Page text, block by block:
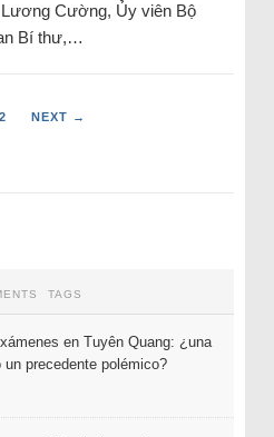
Lương Cường, Ủy viên Bộ
Bí thư,…
2 NEXT →
TAGS
en Tuyên Quang: ¿una
precedente polémico?